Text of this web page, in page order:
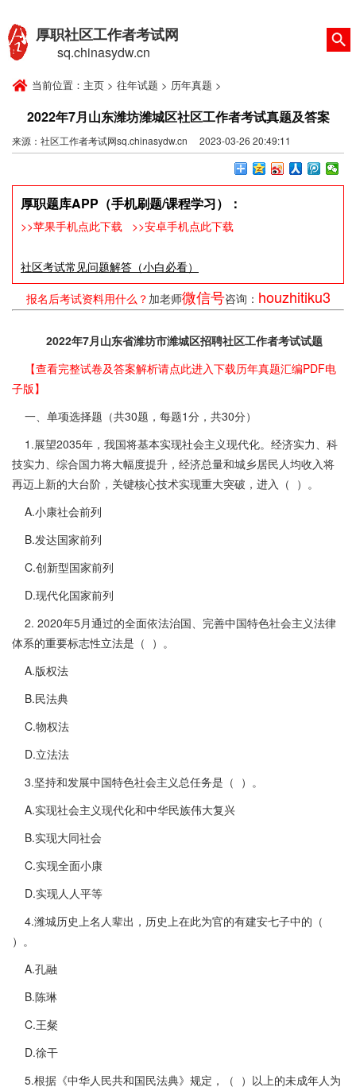
厚职社区工作者考试网
sq.chinasydw.cn
当前位置： 主页 > 往年试题 > 历年真题 >
2022年7月山东潍坊潍城区社区工作者考试真题及答案
来源：社区工作者考试网sq.chinasydw.cn 2023-03-26 20:49:11
厚职题库APP（手机刷题/课程学习）：
>>苹果手机点此下载 >>安卓手机点此下载
社区考试常见问题解答（小白必看）
报名后考试资料用什么？ 加老师微信号咨询： houzhitiku3
2022年7月山东省潍坊市潍城区招聘社区工作者考试试题
【查看完整试卷及答案解析请点此进入下载历年真题汇编PDF电
子版】
一、单项选择题（共30题，每题1分，共30分）
1.展望2035年，我国将基本实现社会主义现代化。经济实力、科
技实力、综合国力将大幅度提升，经济总量和城乡居民人均收入将
再迈上新的大台阶，关键核心技术实现重大突破，进入（ ）。
A.小康社会前列
B.发达国家前列
C.创新型国家前列
D.现代化国家前列
2. 2020年5月通过的全面依法治国、完善中国特色社会主义法律
体系的重要标志性立法是（ ）。
A.版权法
B.民法典
C.物权法
D.立法法
3.坚持和发展中国特色社会主义总任务是（ ）。
A.实现社会主义现代化和中华民族伟大复兴
B.实现大同社会
C.实现全面小康
D.实现人人平等
4.潍城历史上名人辈出，历史上在此为官的有建安七子中的（
）。
A.孔融
B.陈琳
C.王粲
D.徐干
5.根据《中华人民共和国民法典》规定，（ ）以上的未成年人为